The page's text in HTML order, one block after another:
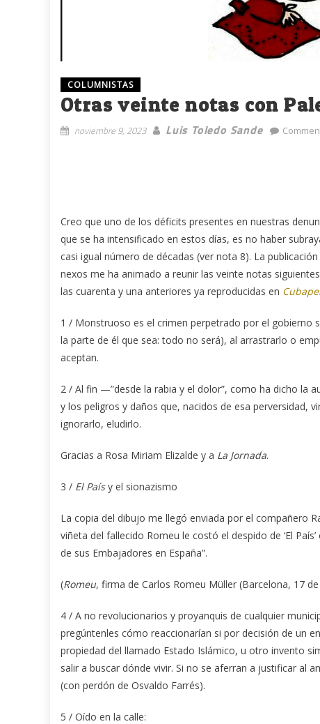
COLUMNISTAS
Otras veinte notas con
noviembre 9, 2023 Luis Toledo Sande
Creo que uno de los déficits presentes en nuestras
que se ha intensificado en estos días, es no haber
casi igual número de décadas (ver nota 8). La
nexos me ha animado a reunir las veinte notas
las cuarenta y una anteriores ya reproducidas en
1 / Monstruoso es el crimen perpetrado por el gobierno
la parte de él que sea: todo no será), al arrastrarlo o
aceptan.
2 / Al fin —”desde la rabia y el dolor”, como ha dicho la
y los peligros y daños que, nacidos de esa perversidad,
ignorarlo, eludirlo.
Gracias a Rosa Miriam Elizalde y a La Jornada.
3 / El Paísy el sionazismo
La copia del dibujo me llegó enviada por el compañero
viñeta del fallecido Romeu le costó el despido de ‘El
de sus Embajadores en España”.
(Romeu, firma de Carlos Romeu Müller (Barcelona, 17
4 / A no revolucionarios y proyanquis de cualquier
pregúntenles cómo reaccionarían si por decisión de un
propiedad del llamado Estado Islámico, u otro invento
salir a buscar dónde vivir. Si no se aferran a justificar al
(con perdón de Osvaldo Farrés).
5 / Oído en la calle: